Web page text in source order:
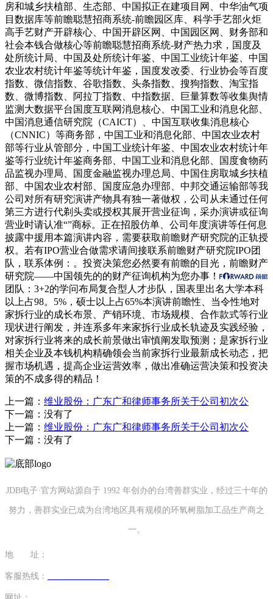
房和城乡扶植部、生态部、中国拟正在建项目网、中华油气项
目数据库等前瞻聪慧招商系统-前瞻园区库、科学手艺部火炬
高手艺财产开辟核心、中国开辟区网、中国园区网、财务部和
社会本钱合做核心等前瞻聪慧招商系统-财产热力求，国度及
处所统计局、中国及处所统计年鉴、中国工业统计年鉴、中国
农业农村统计年鉴等统计年鉴，国度发改委、行业协会等百度
指数、微信指数、谷歌指数、头条指数、搜狗指数、淘宝指
数、微博指数、阿拉丁指数、中指数据、巨量算数等收集舆情
监测大数据平台国度互联网消息核心、中国工业和消息化部、
中国消息通信研究院（CAICT）、中国互联收集消息核心
（CNNIC）等商务部，中国工业和消息化部、中国农业农村
部等行业从管部分，中国工业统计年鉴、中国农业农村统计年
鉴等行业统计年鉴商务部、中国工业和消息化部、国度食物药
品监视办理局、国度金融监视办理总局、中国住房取城乡扶植
部、中国农业农村部、国度应急办理部、中邦交通运输部等我
公司对所有研究演讲产物具有独一著做权，公司从未通过任何
第三方进行代剃头卖或授权其展开营业征询，采办演讲或征询
营业时请认准“”商标。正在招股仿单、公司年度演讲等任何息
披露中援用本篇演讲内容，需要获取前瞻财产研究院的正轨授
权。若有IPO营业合做需求请间接联系前瞻财产研究院IPO团
队，联系体例：。投资决策您必然要有前瞻的目光，前瞻财产
研究院——中国领先的的财产征询机构为您办事！
团队：3+2的学问布局复合型人才步队，国表里出名大学本科
以上占98。5%，硕士以上占65%本演讲前瞻性、当令性地对
家拆行业的成长布景、产销环境、市场规模、合作款式等行业
现状进行阐发，并连系多年来家拆行业成长轨迹及实践经验，
对家拆行业将来的成长前景做出审慎阐发取预测；是家拆行业
相关企业及本钱机构精确领会当前家拆行业最新成长动态，把
握市场机遇，提高企业运营效率，做出准确运营决策和投资决
策的不成多得的精品！
上一篇： 维业股份：广东广和律师事务所关于公司初次公
下一篇：没有了
上一篇： 维业股份：广东广和律师事务所关于公司初次公
下一篇：没有了
JDB电子·官方网站源自于 1992 年创办的台湾善群实业，经过三十年的
努力，善群实业已成为台湾地区具有规模的环氧树脂加工品生产商之
一。
地 址：
客服热线：